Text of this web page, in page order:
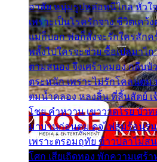
อาลัย หนุ่มรูปหล่อหนีไกล หัวใ
เพราะเป็นโรครักจาง ชีวิตเคว้
แม่ก็บอก พ่อก็สั่งจะรักใครสักค
พลั้งไปใครจะช่วย ซื้อเปลมาไ
ตามสนอง จึงเศร้าหมอง กลีบบั
ตระหนัก เพราะไม่รักโคลนตม
ตมน้ำคลอง หลงลิ้น ที่สิ้นสัตย์ เ
โชย คำหวาน เขาวาดโรย บัว
มาบานก่อนตูม ดุจไฟสุมร้อนรุม
เพราะตรอมฤทัย ข้าวปลาไม่ส
โศก เสียเถิดทอง พักความเศร้